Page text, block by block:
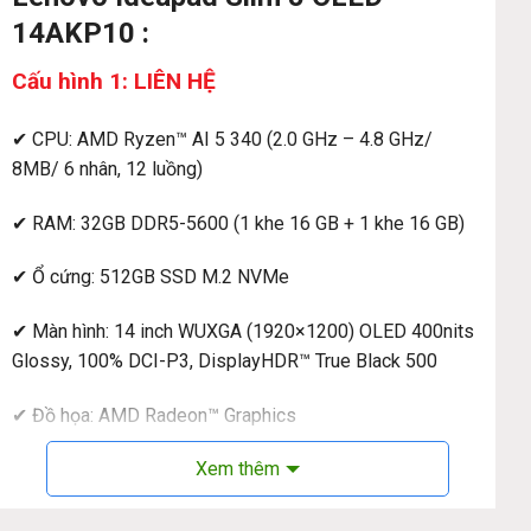
14AKP10 :
Cấu hình 1: LIÊN HỆ
✔ CPU: AMD Ryzen™ AI 5 340 (2.0 GHz – 4.8 GHz/
8MB/ 6 nhân, 12 luồng)
✔ RAM: 32GB DDR5-5600 (1 khe 16 GB + 1 khe 16 GB)
✔ Ổ cứng: 512GB SSD M.2 NVMe
✔ Màn hình: 14 inch WUXGA (1920×1200) OLED 400nits
Glossy, 100% DCI-P3, DisplayHDR™ True Black 500
✔ Đồ họa: AMD Radeon™ Graphics
✔ Webcam: FHD WebcamXem thêm